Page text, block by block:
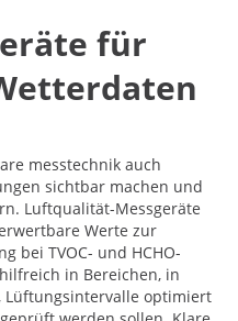
für
messtechnik auch
sichtbar machen und
Luftqualität-Messgeräte
Werte zur
bei TVOC- und HCHO-
in Bereichen, in
optimiert